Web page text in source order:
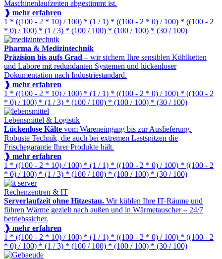
Maschinenlaufzeiten abgestimmt ist.
❱ mehr erfahren
1 * ((100 - 2 * 10) / 100) * (1 / 1) * ((100 - 2 * 0) / 100) * ((100 - 2
* 0) / 100) * (1 / 3) * (100 / 100) * (100 / 100) * (30 / 100)
Pharma & Medizintechnik
Präzision bis aufs Grad – wir sichern Ihre sensiblen Kühlketten
und Labore mit redundanten Systemen und lückenloser
Dokumentation nach Industriestandard.
❱ mehr erfahren
1 * ((100 - 2 * 10) / 100) * (1 / 1) * ((100 - 2 * 0) / 100) * ((100 - 2
* 0) / 100) * (1 / 3) * (100 / 100) * (100 / 100) * (30 / 100)
Lebensmittel & Logistik
Lückenlose Kälte vom Wareneingang bis zur Auslieferung.
Robuste Technik, die auch bei extremen Lastspitzen die
Frischegarantie Ihrer Produkte hält.
❱ mehr erfahren
1 * ((100 - 2 * 10) / 100) * (1 / 1) * ((100 - 2 * 0) / 100) * ((100 - 2
* 0) / 100) * (1 / 3) * (100 / 100) * (100 / 100) * (30 / 100)
Rechenzentren & IT
Serverlaufzeit ohne Hitzestau. Wir kühlen Ihre IT-Räume und
führen Wärme gezielt nach außen und in Wärmetauscher – 24/7
betriebssicher.
❱ mehr erfahren
1 * ((100 - 2 * 10) / 100) * (1 / 1) * ((100 - 2 * 0) / 100) * ((100 - 2
* 0) / 100) * (1 / 3) * (100 / 100) * (100 / 100) * (30 / 100)